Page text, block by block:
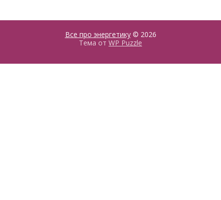
Все про энергетику© 2026
Тема от WP Puzzle